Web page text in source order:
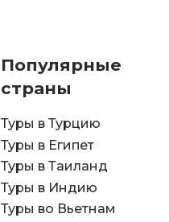
Популярные
страны
Туры в Турцию
Туры в Египет
Туры в Таиланд
Туры в Индию
Туры во Вьетнам